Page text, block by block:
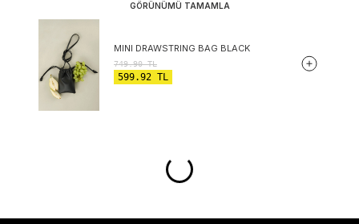
GÖRÜNÜMÜ TAMAMLA
MINI DRAWSTRING BAG BLACK
749.90TL
599.92 TL